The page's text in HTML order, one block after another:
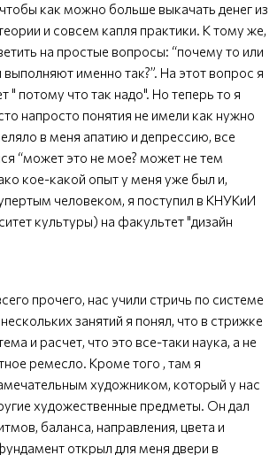
чтобы как можно больше выкачать денег из
и совсем капля практики. К тому же,
на простые вопросы: “почему то или
выполняют именно так?”. На этот вопрос я
" потому что так надо". Но теперь то я
напросто понятия не имели как нужно
в меня апатию и депрессию, все
“может это не мое? может не тем
кое-какой опыт у меня уже был и,
человеком, я поступил в КНУКиИ
культуры) на факультет "дизайн
прочего, нас учили стричь по системе
занятий я понял, что в стрижке
и расчет, что это все-таки наука, а не
ремесло. Кроме того , там я
художником, который у нас
художественные предметы. Он дал
баланса, направления, цвета и
открыл для меня двери в